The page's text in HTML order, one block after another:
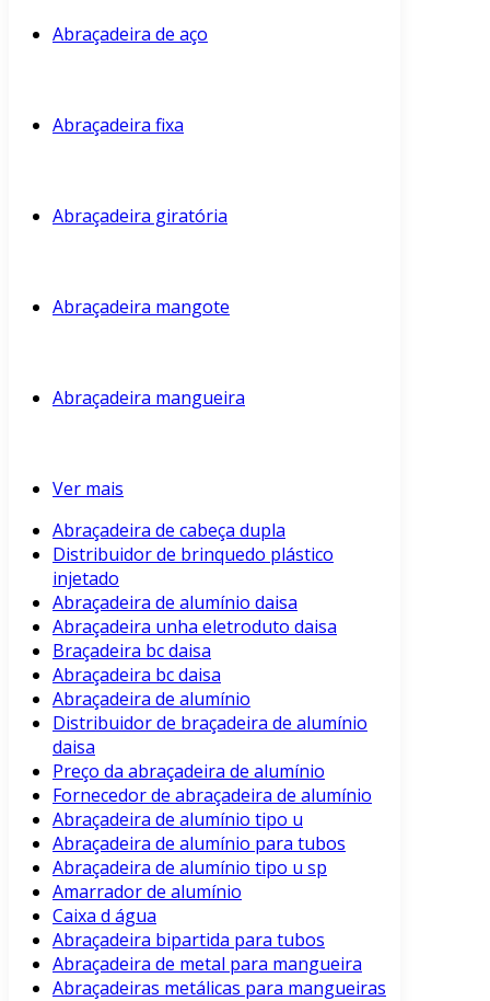
Abraçadeira de aço
Abraçadeira fixa
Abraçadeira giratória
Abraçadeira mangote
Abraçadeira mangueira
Ver mais
Abraçadeira de cabeça dupla
Distribuidor de brinquedo plástico
injetado
Abraçadeira de alumínio daisa
Abraçadeira unha eletroduto daisa
Braçadeira bc daisa
Abraçadeira bc daisa
Abraçadeira de alumínio
Distribuidor de braçadeira de alumínio
daisa
Preço da abraçadeira de alumínio
Fornecedor de abraçadeira de alumínio
Abraçadeira de alumínio tipo u
Abraçadeira de alumínio para tubos
Abraçadeira de alumínio tipo u sp
Amarrador de alumínio
Caixa d água
Abraçadeira bipartida para tubos
Abraçadeira de metal para mangueira
Abraçadeiras metálicas para mangueiras